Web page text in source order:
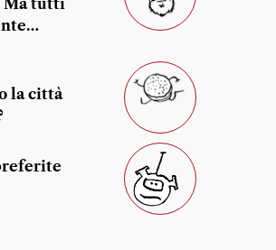
Ma tutti
la città